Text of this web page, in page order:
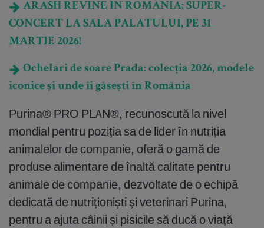
ARASH REVINE ÎN ROMÂNIA: SUPER-
CONCERT LA SALA PALATULUI, PE 31
MARTIE 2026!
Ochelari de soare Prada: colecția 2026, modele
iconice și unde îi găsești în România
Purina® PRO PLAN®, recunoscută la nivel
mondial pentru poziția sa de lider în nutriția
animalelor de companie, oferă o gamă de
produse alimentare de înaltă calitate pentru
animale de companie, dezvoltate de o echipă
dedicată de nutriționiști și veterinari Purina,
pentru a ajuta câinii și pisicile să ducă o viață